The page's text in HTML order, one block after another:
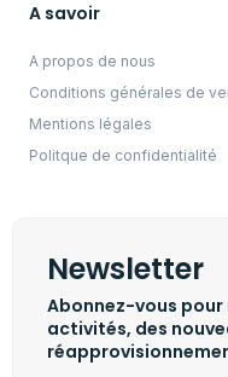
A savoir
A propos de nous
Conditions générales de
Mentions légales
Politque de confidentialité
Newsletter
Abonnez-vous
activités, des